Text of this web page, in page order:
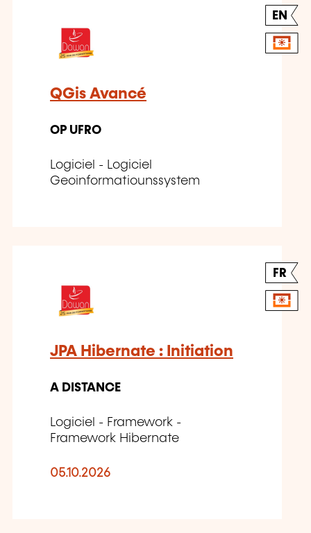
EN
QGis Avancé
OP UFRO
Logiciel - Logiciel
Geoinformatiounssystem
FR
JPA Hibernate : Initiation
A DISTANCE
Logiciel - Framework -
Framework Hibernate
05.10.2026